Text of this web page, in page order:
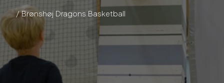
/ Brønshøj Dragons Basketball